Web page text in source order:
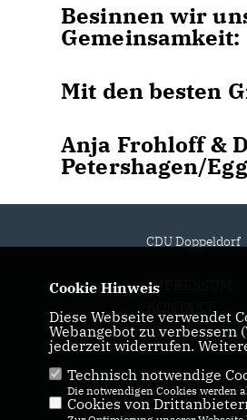
Besinnen wir
Gemeinsamkeit:
Mit den besten
Anja Frohloff &
Petershagen/
CDU Doppeldorf
IMPRESSUM
KONTAKT
Cookie Hinweis
Diese Webseite verwendet
Webangebot zu
jederzeit widerrufen.
Technisch notwendige
Die notwendigen Cookies werden
Cookies von